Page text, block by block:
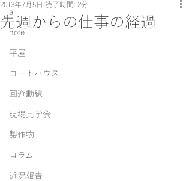
all
note
平屋
コートハウス
回遊動線
現場見学会
製作物
コラム
近況報告
先週からの仕事の経過
2013年7月5日 読了時間: 2分